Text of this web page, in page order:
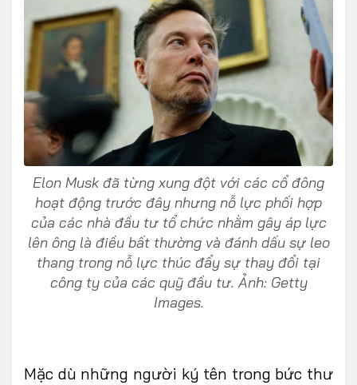
CONTACT US
0972271616
ngocvu.vneconomy@gmail.com
Elon Musk đã từng xung đột với các cổ đông
hoạt động trước đây nhưng nỗ lực phối hợp
của các nhà đầu tư tổ chức nhằm gây áp lực
lên ông là điều bất thường và đánh dấu sự leo
thang trong nỗ lực thúc đẩy sự thay đổi tại
công ty của các quỹ đầu tư. Ảnh: Getty
Images.
Mặc dù những người ký tên trong bức thư